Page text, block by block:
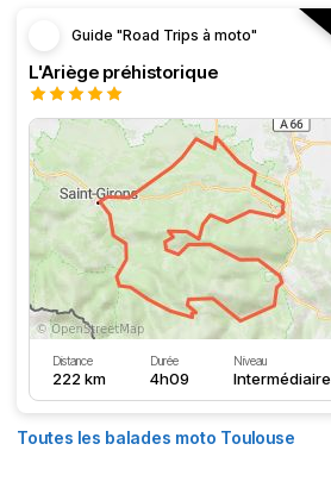
Guide "Road Trips à moto"
L'Ariège préhistorique
Distance
222 km
Durée
4h09
Niveau
Intermédiaire
Toutes les balades moto Toulouse